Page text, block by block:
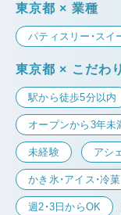
東京都 × 業種
パティスリー・スイ
東京都 × こだわり
駅から徒歩5分以内
オープンから3年未
未経験 アシ
かき氷・アイス・冷菓
週2・3日からOK